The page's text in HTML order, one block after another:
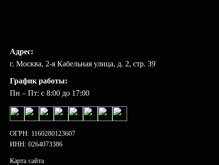
Адрес:
г. Москва, 2-я Кабельная улица, д. 2, стр. 39
График работы:
Пн – Пт: с 8:00 до 17:00
ОГРН: 1160280123607
ИНН: 0264073386
Карта сайта